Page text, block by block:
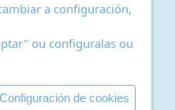
a configuración,
ou configuralas ou
Configuración de cookies